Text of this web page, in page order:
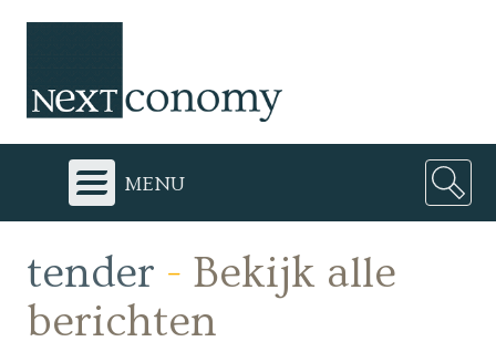
menu
tender - Bekijk alle
berichten